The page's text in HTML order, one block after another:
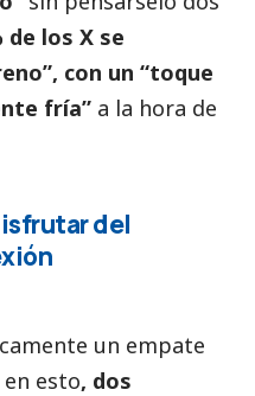
de los X se
con un “toque
fría” a la hora de
del
un empate
esto, dos